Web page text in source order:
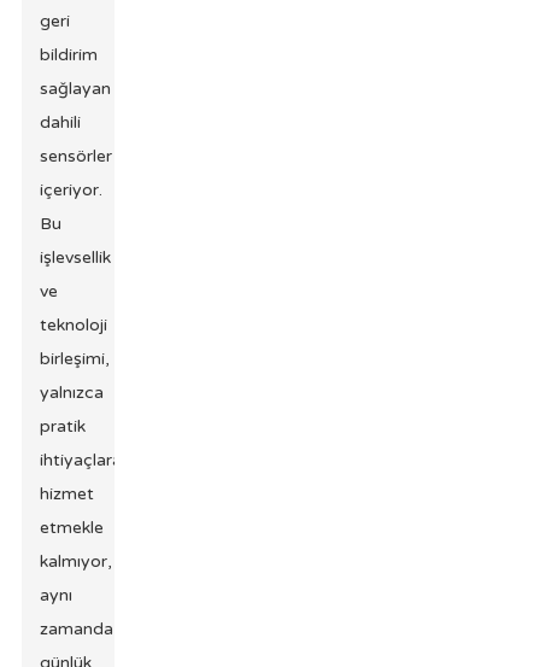
geri
bildirim
sağlayan
dahili
sensörler
içeriyor.
Bu
işlevsellik
ve
teknoloji
birleşimi,
yalnızca
pratik
ihtiyaçlara
hizmet
etmekle
kalmıyor,
aynı
zamanda
günlük